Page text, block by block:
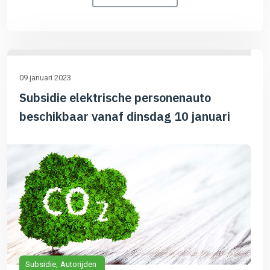
09 januari 2023
Subsidie elektrische personenauto
beschikbaar vanaf dinsdag 10 januari
Subsidie Autorijden